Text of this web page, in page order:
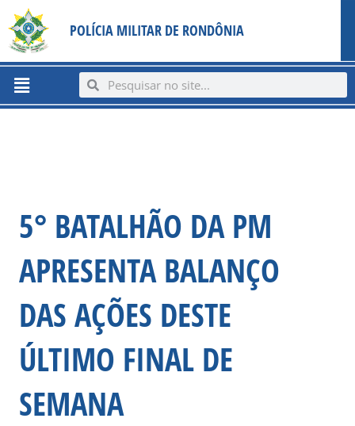
content
para
conteúdo
POLÍCIA MILITAR DE RONDÔNIA
Menu SearchSearch
5° BATALHÃO DA PM
APRESENTA BALANÇO
DAS AÇÕES DESTE
ÚLTIMO FINAL DE
SEMANA